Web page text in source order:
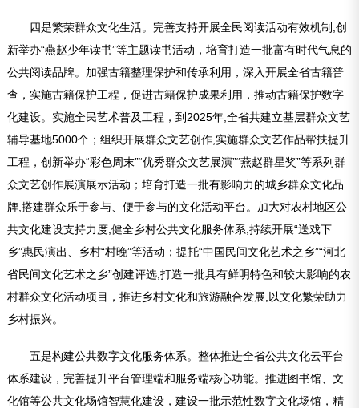
四是繁荣群众文化生活。完善支持开展全民阅读活动有效机制,创
新举办“燕赵少年读书”等主题读书活动，培育打造一批富有时代气息的
公共阅读品牌。加强古籍整理保护和传承利用，深入开展全省古籍普
查，实施古籍保护工程，促进古籍保护成果利用，推动古籍保护数字
化建设。实施全民艺术普及工程，到2025年,全省共建立基层群众文艺
辅导基地5000个；组织开展群众文艺创作,实施群众文艺作品帮扶提升
工程，创新举办“彩色周末”“优秀群众文艺展演”“燕赵群星奖”等系列群
众文艺创作展演展示活动；培育打造一批有影响力的城乡群众文化品
牌,搭建群众乐于参与、便于参与的文化活动平台。加大对农村地区公
共文化建设支持力度,健全乡村公共文化服务体系,持续开展“送戏下
乡”惠民演出、乡村“村晚”等活动；提托“中国民间文化艺术之乡”“河北
省民间文化艺术之乡”创建评选,打造一批具有鲜明特色和较大影响的农
村群众文化活动项目，推进乡村文化和旅游融合发展,以文化繁荣助力
乡村振兴。
五是构建公共数字文化服务体系。整体推进全省公共文化云平台
体系建设，完善提升平台管理端和服务端核心功能。推进图书馆、文
化馆等公共文化场馆智慧化建设，建设一批示范性数字文化场馆，精